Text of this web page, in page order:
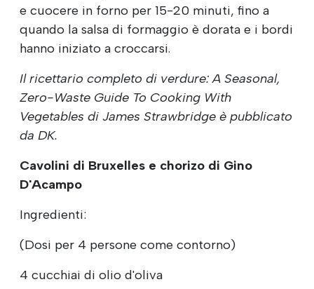
e cuocere in forno per 15-20 minuti, fino a
quando la salsa di formaggio è dorata e i bordi
hanno iniziato a croccarsi.
Il ricettario completo di verdure: A Seasonal,
Zero-Waste Guide To Cooking With
Vegetables di James Strawbridge è pubblicato
da DK.
Cavolini di Bruxelles e chorizo di Gino
D'Acampo
Ingredienti:
(Dosi per 4 persone come contorno)
4 cucchiai di olio d'oliva